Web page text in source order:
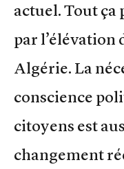
actuel. Tout ça
par l’élévation
Algérie. La
conscience
citoyens est
changement